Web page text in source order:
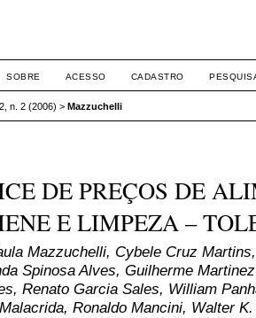
SOBRE ACESSO CADASTRO
n. 2 (2006) > Mazzuchelli
DE PREÇOS DE
E LIMPEZA –
Mazzuchelli, Cybele Cruz
Spinosa Alves, Guilherme
Renato Garcia Sales, William
Ronaldo Mancini, Walter